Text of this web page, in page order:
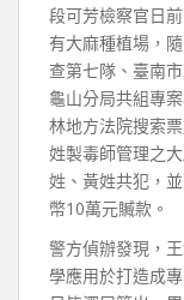
段可芳檢察官日
有大麻種植場，
查第七隊、臺南
龜山分局共組專
林地方法院搜索
姓製毒師管理之
姓、黃姓共犯，
幣10萬元贓款。
警方偵辦發現，
學應用於打造成